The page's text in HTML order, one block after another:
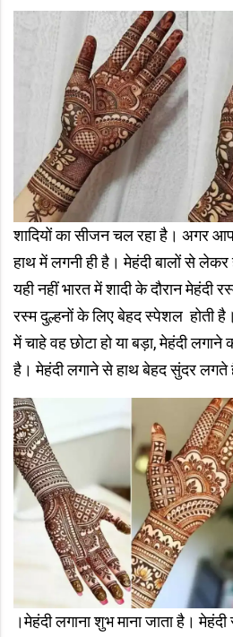
शादियों का सीजन चल रहा है। अगर
हाथ में लगनी ही है। मेहंदी बालों से लेकर
यही नहीं भारत में शादी के दौरान मेहंदी
रस्म दुल्हनों के लिए बेहद स्पेशल होती
में चाहे वह छोटा हो या बड़ा, मेहंदी लगाने
है। मेहंदी लगाने से हाथ बेहद सुंदर लगते
।मेहंदी लगाना शुभ माना जाता है।